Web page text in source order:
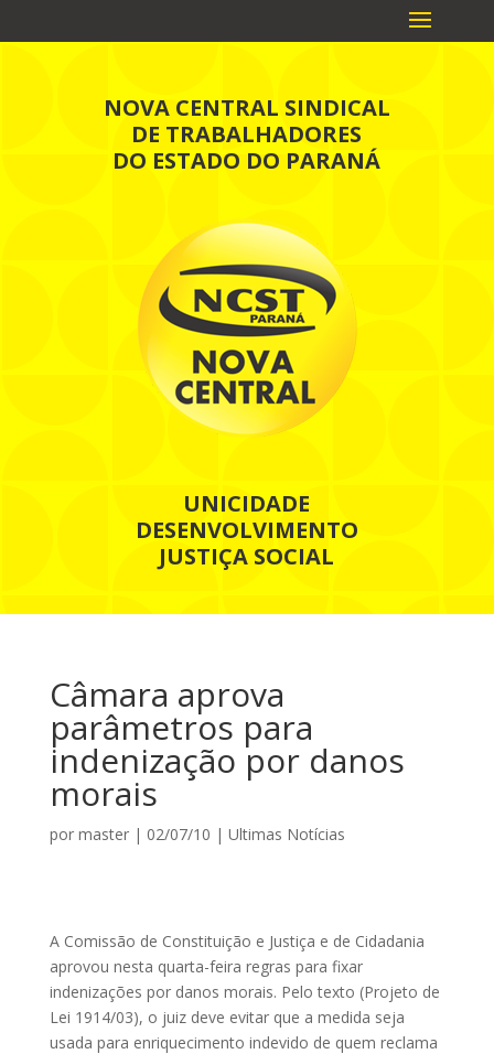
NOVA CENTRAL SINDICAL
DE TRABALHADORES
DO ESTADO DO PARANÁ
UNICIDADE
DESENVOLVIMENTO
JUSTIÇA SOCIAL
Câmara aprova
parâmetros para
indenização por danos
morais
por master| 02/07/10 | Ultimas Notícias
A Comissão de Constituição e Justiça e de Cidadania
aprovou nesta quarta-feira regras para fixar
indenizações por danos morais. Pelo texto (Projeto de
Lei 1914/03), o juiz deve evitar que a medida seja
usada para enriquecimento indevido de quem reclama